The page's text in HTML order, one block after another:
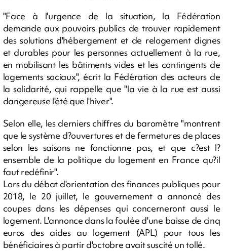
"Face à l'urgence de la situation, la Fédération
demande aux pouvoirs publics de trouver rapidement
des solutions d'hébergement et de relogement dignes
et durables pour les personnes actuellement à la rue,
en mobilisant les bâtiments vides et les contingents de
logements sociaux", écrit la Fédération des acteurs de
la solidarité, qui rappelle que "la vie à la rue est aussi
dangereuse l'été que l'hiver".
Selon elle, les derniers chiffres du baromètre "montrent
que le système d?ouvertures et de fermetures de places
selon les saisons ne fonctionne pas, et que c?est l?
ensemble de la politique du logement en France qu?il
faut redéfinir".
Lors du débat d'orientation des finances publiques pour
2018, le 20 juillet, le gouvernement a annoncé des
coupes dans les dépenses qui concerneront aussi le
logement. L'annonce dans la foulée d'une baisse de cinq
euros des aides au logement (APL) pour tous les
bénéficiaires à partir d'octobre avait suscité un tollé.